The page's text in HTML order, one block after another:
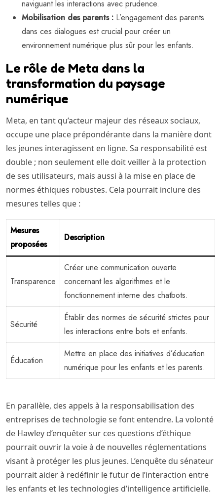
naviguant les interactions avec prudence.
Mobilisation des parents : L’engagement des parents
dans ces dialogues est crucial pour créer un
environnement numérique plus sûr pour les enfants.
Le rôle de Meta dans la
transformation du paysage
numérique
Meta, en tant qu’acteur majeur des réseaux sociaux,
occupe une place prépondérante dans la manière dont
les jeunes interagissent en ligne. Sa responsabilité est
double ; non seulement elle doit veiller à la protection
de ses utilisateurs, mais aussi à la mise en place de
normes éthiques robustes. Cela pourrait inclure des
mesures telles que :
Mesures
proposées
Description
Transparence
Créer une communication ouverte
concernant les algorithmes et le
fonctionnement interne des chatbots.
Sécurité
Établir des normes de sécurité strictes pour
les interactions entre bots et enfants.
Éducation
Mettre en place des initiatives d’éducation
numérique pour les enfants et les parents.
En parallèle, des appels à la responsabilisation des
entreprises de technologie se font entendre. La volonté
de Hawley d’enquêter sur ces questions d’éthique
pourrait ouvrir la voie à de nouvelles réglementations
visant à protéger les plus jeunes. L’enquête du sénateur
pourrait aider à redéfinir le futur de l’interaction entre
les enfants et les technologies d’intelligence artificielle.